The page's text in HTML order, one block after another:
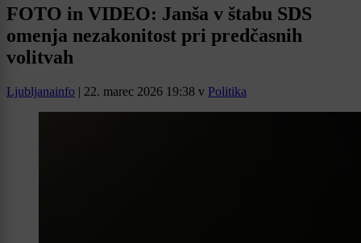
FOTO in VIDEO: Janša v štabu SDS
omenja nezakonitost pri predčasnih
volitvah
Ljubljanainfo | 22. marec 2026 19:38 v Politika